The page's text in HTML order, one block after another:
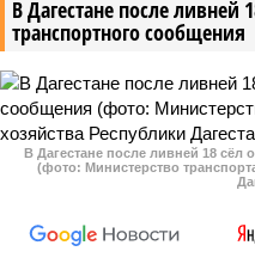
В Дагестане после ливней
транспортного сообщения
В Дагестане после ливней 18 сёл
(фото: Министерство